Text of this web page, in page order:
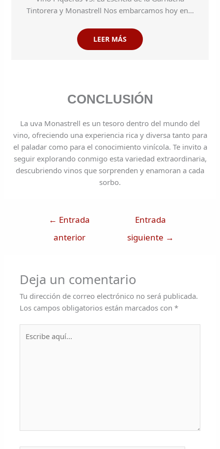
Tintorera y Monastrell Nos embarcamos hoy en…
LEER MÁS
CONCLUSIÓN
La uva Monastrell es un tesoro dentro del mundo del
vino, ofreciendo una experiencia rica y diversa tanto para
el paladar como para el conocimiento vinícola. Te invito a
seguir explorando conmigo esta variedad extraordinaria,
descubriendo vinos que sorprenden y enamoran a cada
sorbo.
← Entrada
anterior
Entrada
siguiente →
Deja un comentario
Tu dirección de correo electrónico no será publicada.
Los campos obligatorios están marcados con*
aquí...